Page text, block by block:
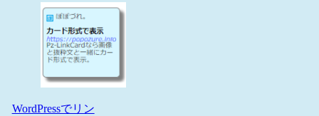
WordPressでリン